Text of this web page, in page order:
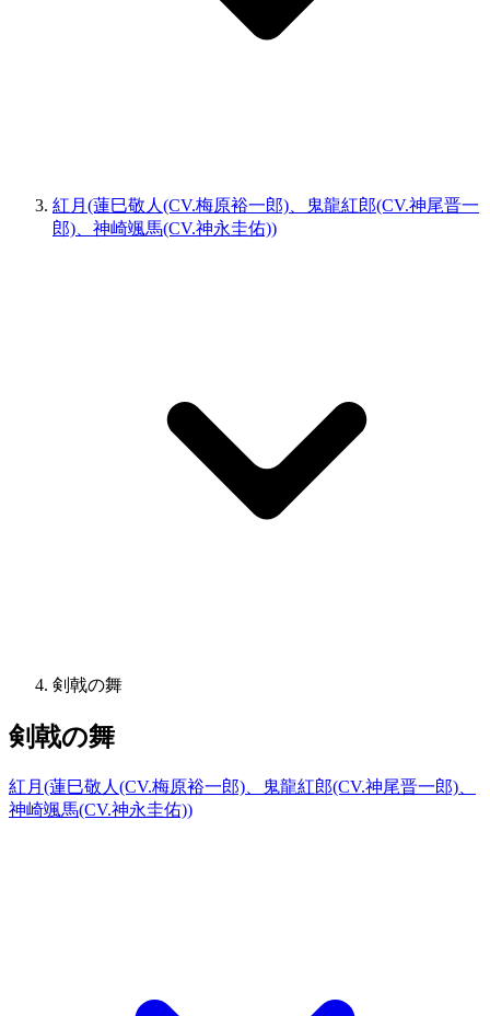
紅月(蓮巳敬人(CV.梅原裕一郎)、鬼龍紅郎(CV.神尾晋一
郎)、神崎颯馬(CV.神永圭佑))
剣戟の舞
剣戟の舞
紅月(蓮巳敬人(CV.梅原裕一郎)、鬼龍紅郎(CV.神尾晋一郎)、
神崎颯馬(CV.神永圭佑))